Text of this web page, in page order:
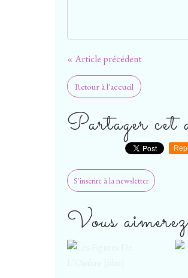
« Article précédent
Retour à l'accueil
Partager cet
S'inscrire à la newsletter
Vous